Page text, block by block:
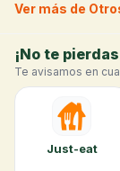
Ver más de
¡No te
Te avisamos en
Just-eat